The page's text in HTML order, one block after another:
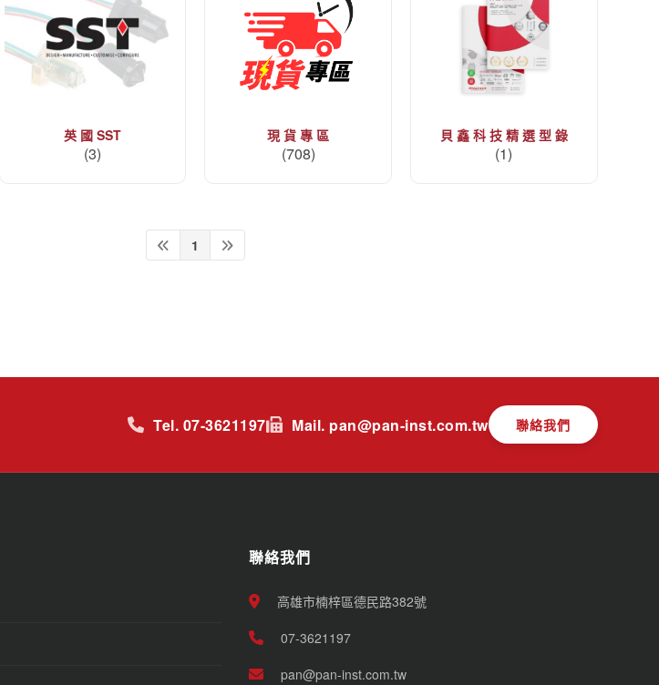
英 國 SST
(3)
現 貨 專 區
(708)
貝 鑫 科 技 精 選 型 錄
(1)
1
Tel. 07-3621197 Mail. pan@pan-inst.com.tw 聯絡我們
聯絡我們
高雄市楠梓區德民路382號
07-3621197
pan@pan-inst.com.tw